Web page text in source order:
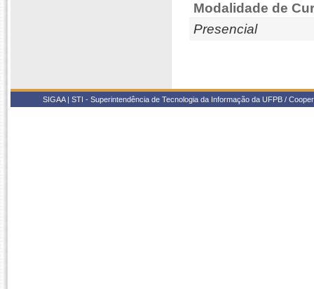
Modalidade de
Presencial
SIGAA | STI - Superintendência de Tecnologia da Informação da UFPB /